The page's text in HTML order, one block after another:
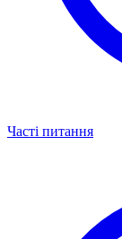
Часті питання